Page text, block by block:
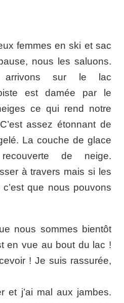
femmes en ski et sac
nous les saluons.
sur le lac
est damée par le
ce qui rend notre
assez étonnant de
La couche de glace
de neige.
à travers mais si les
que nous pouvons
nous sommes bientôt
en vue au bout du lac !
! Je suis rassurée,
et j’ai mal aux jambes.